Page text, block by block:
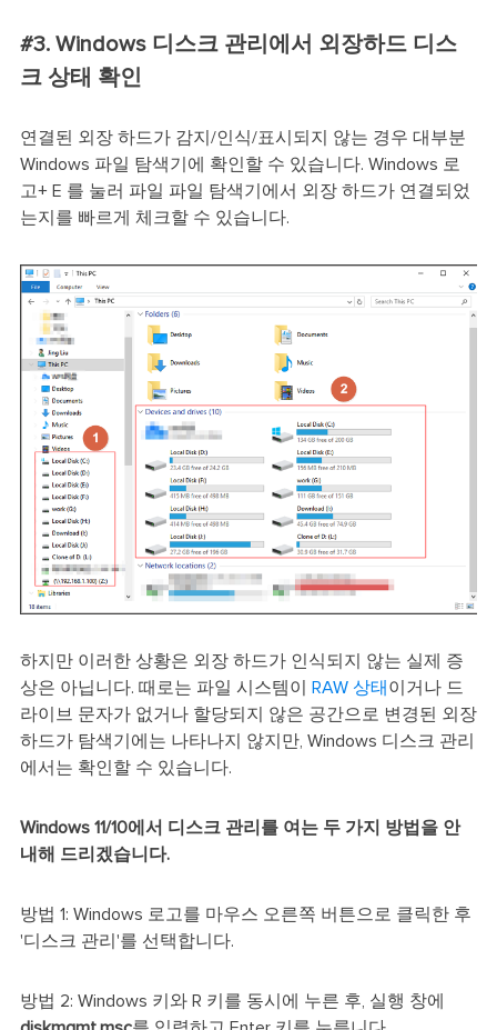
#3. Windows 디스크 관리에서 외장하드 디스
크 상태 확인
연결된 외장 하드가 감지/인식/표시되지 않는 경우 대부분
Windows 파일 탐색기에 확인할 수 있습니다. Windows 로
고+ E 를 눌러 파일 파일 탐색기에서 외장 하드가 연결되었
는지를 빠르게 체크할 수 있습니다.
하지만 이러한 상황은 외장 하드가 인식되지 않는 실제 증
상은 아닙니다. 때로는 파일 시스템이
RAW 상태 이거나 드
라이브 문자가 없거나 할당되지 않은 공간으로 변경된 외장
하드가 탐색기에는 나타나지 않지만, Windows 디스크 관리
에서는 확인할 수 있습니다.
Windows 11/10에서 디스크 관리를 여는 두 가지 방법을 안
내해 드리겠습니다.
방법 1: Windows 로고를 마우스 오른쪽 버튼으로 클릭한 후
'디스크 관리'를 선택합니다.
방법 2: Windows 키와 R 키를 동시에 누른 후, 실행 창에